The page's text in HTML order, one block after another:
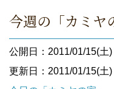
今週の「カミヤ
公開日：2011/01/15(土)
更新日：2011/01/15(土)